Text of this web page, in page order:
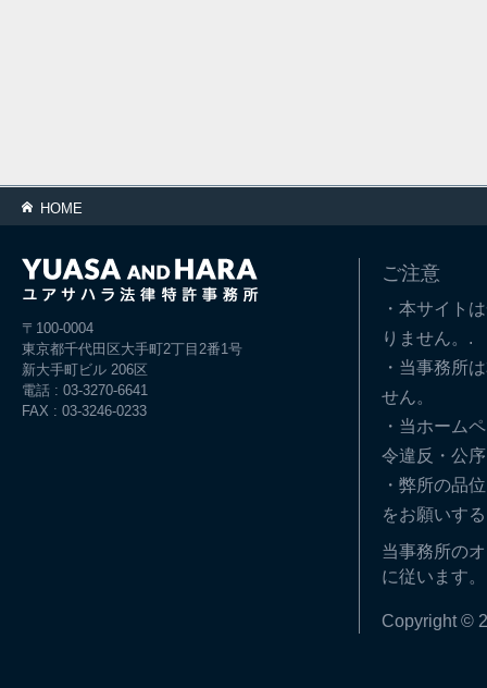
HOME
〒100-0004
東京都千代田区大手町2丁目2番1号
新大手町ビル 206区
電話 : 03-3270-6641
FAX : 03-3246-0233
ご注意
・本サイト
りません。.
・当事務所
せん。
・当ホーム
令違反・公
・弊所の品
をお願いす
当事務所の
に従います。
Copyright ©